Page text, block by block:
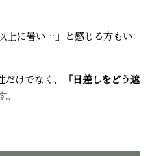
上に暑い…」と感じる方もい
けでなく、
「日差しをどう遮